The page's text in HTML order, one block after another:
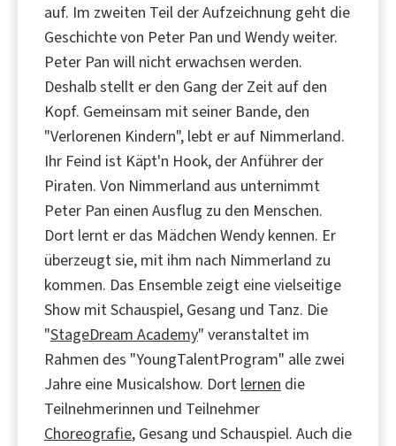
auf. Im zweiten Teil der Aufzeichnung geht die
Geschichte von Peter Pan und Wendy weiter.
Peter Pan will nicht erwachsen werden.
Deshalb stellt er den Gang der Zeit auf den
Kopf. Gemeinsam mit seiner Bande, den
"Verlorenen Kindern", lebt er auf Nimmerland.
Ihr Feind ist Käpt'n Hook, der Anführer der
Piraten. Von Nimmerland aus unternimmt
Peter Pan einen Ausflug zu den Menschen.
Dort lernt er das Mädchen Wendy kennen. Er
überzeugt sie, mit ihm nach Nimmerland zu
kommen. Das Ensemble zeigt eine vielseitige
Show mit Schauspiel, Gesang und Tanz. Die
"StageDream Academy" veranstaltet im
Rahmen des "YoungTalentProgram" alle zwei
Jahre eine Musicalshow. Dort lernen die
Teilnehmerinnen und Teilnehmer
Choreografie, Gesang und Schauspiel. Auch die